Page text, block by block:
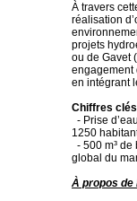
À travers
réalisation
projets
ou de Gavet
engagement
en intégrant
Chiffres
- Prise
1250
- 500 m³
global du
À propos de